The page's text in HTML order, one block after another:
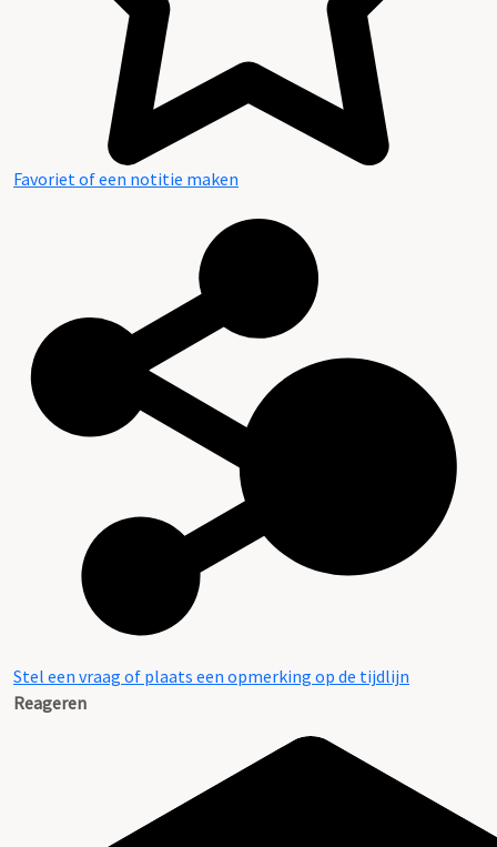
Inhoud en structuur van het archief
Aanwijzingen voor de gebruiker
Favoriet of een notitie maken
Stel een vraag of plaats een opmerking op de tijdlijn
Reageren